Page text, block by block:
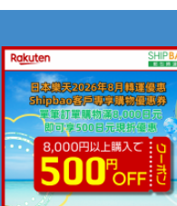
並使用「Shipbao APP」查詢
減低受騙風險! 如有懷疑，請聯
服，謝謝。 Shipbao團隊